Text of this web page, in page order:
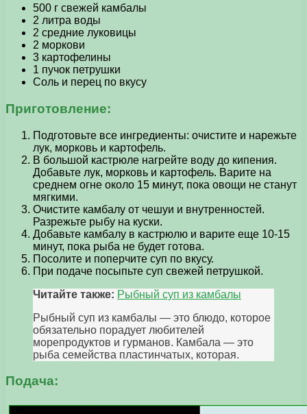
500 г свежей камбалы
2 литра воды
2 средние луковицы
2 моркови
3 картофелины
1 пучок петрушки
Соль и перец по вкусу
Приготовление:
Подготовьте все ингредиенты: очистите и нарежьте
лук, морковь и картофель.
В большой кастрюле нагрейте воду до кипения.
Добавьте лук, морковь и картофель. Варите на
среднем огне около 15 минут, пока овощи не станут
мягкими.
Очистите камбалу от чешуи и внутренностей.
Разрежьте рыбу на куски.
Добавьте камбалу в кастрюлю и варите еще 10-15
минут, пока рыба не будет готова.
Посолите и поперчите суп по вкусу.
При подаче посыпьте суп свежей петрушкой.
Читайте также: Рыбный суп из камбалы
Рыбный суп из камбалы — это блюдо, которое
обязательно порадует любителей
морепродуктов и гурманов. Камбала — это
рыба семейства пластинчатых, которая.
Подача: